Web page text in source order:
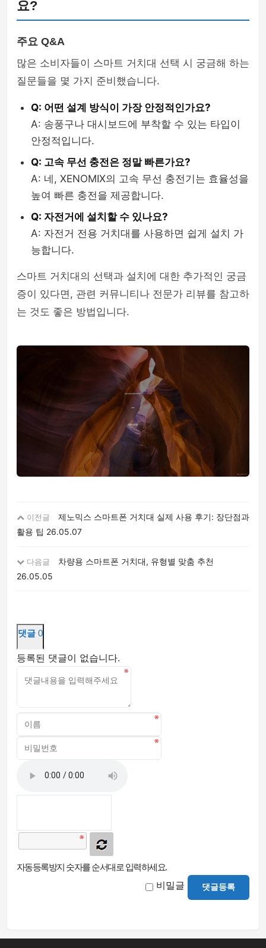
요?
주요 Q&A
많은 소비자들이 스마트 거치대 선택 시 궁금해 하는
질문들을 몇 가지 준비했습니다.
Q: 어떤 설계 방식이 가장 안정적인가요?
A: 송풍구나 대시보드에 부착할 수 있는 타입이
안정적입니다.
Q: 고속 무선 충전은 정말 빠른가요?
A: 네, XENOMIX의 고속 무선 충전기는 효율성을
높여 빠른 충전을 제공합니다.
Q: 자전거에 설치할 수 있나요?
A: 자전거 전용 거치대를 사용하면 쉽게 설치 가
능합니다.
스마트 거치대의 선택과 설치에 대한 추가적인 궁금
증이 있다면, 관련 커뮤니티나 전문가 리뷰를 참고하
는 것도 좋은 방법입니다.
이전글
제노믹스 스마트폰 거치대 실제 사용 후기: 장단점과
활용 팁 26.05.07
다음글
차량용 스마트폰 거치대, 유형별 맞춤 추천
26.05.05
댓글 0
등록된 댓글이 없습니다.
자동등록방지 숫자를 순서대로 입력하세요.
비밀글 댓글등록